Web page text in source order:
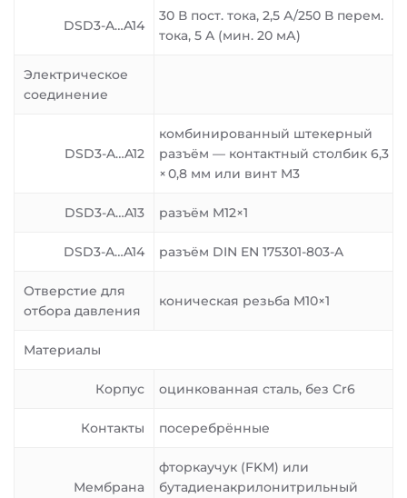
DSD3-A…A14
30 В пост. тока, 2,5 А/250 В перем.
тока, 5 A (мин. 20 мА)
Электрическое
соединение
DSD3-A…A12
комбинированный штекерный
разъём — контактный столбик 6,3
× 0,8 мм или винт M3
DSD3-A…A13 разъём M12×1
DSD3-A…A14 разъём DIN EN 175301-803-A
Отверстие для
отбора давления
коническая резьба M10×1
Материалы
Корпус оцинкованная сталь, без Сr6
Контакты посеребрённые
Мембрана
фторкаучук (FKM) или
бутадиенакрилонитрильный